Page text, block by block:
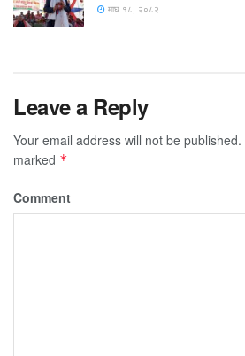
माघ १८, २०८२
Leave a Reply
Your email address will not be published.
marked *
Comment